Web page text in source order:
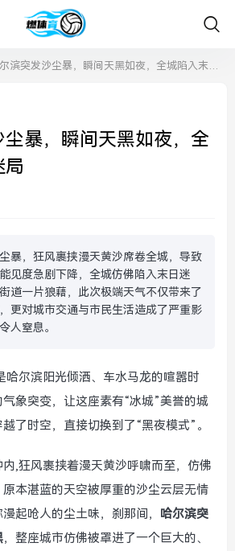
滨突发沙尘暴，瞬间天黑如夜，全城陷入末日迷局
尘暴，瞬间天黑如夜，全
局
暴，狂风裹挟漫天黄沙席卷全城，导致
见度急剧下降，全城仿佛陷入末日迷
道一片狼藉，此次极端天气不仅带来了
更对城市交通与市民生活造成了严重影
人窒息。
哈尔滨阳光倾洒、车水马龙的喧嚣时
象突变，让这座素有“冰城”美誉的城
了时空，直接切换到了“黑夜模式”。
,狂风裹挟着漫天黄沙呼啸而至，仿佛
本湛蓝的天空被厚重的沙尘云层无情
起呛人的尘土味，刹那间， 哈尔滨突
，整座城市仿佛被罩进了一个巨大的、